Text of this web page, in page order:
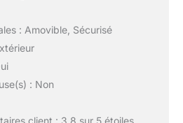
: Amovible, Sécurisé
: Non
client : 3,8 sur 5 étoiles